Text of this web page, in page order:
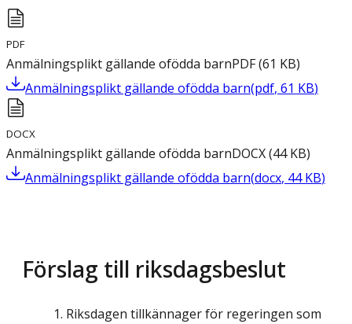
PDF
Anmälningsplikt gällande ofödda barnPDF(61 KB)
Anmälningsplikt gällande ofödda barn(pdf, 61 KB)
DOCX
Anmälningsplikt gällande ofödda barnDOCX(44 KB)
Anmälningsplikt gällande ofödda barn(docx, 44 KB)
Förslag till riksdagsbeslut
Riksdagen tillkännager för regeringen som